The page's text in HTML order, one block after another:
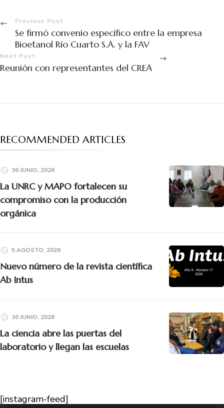
Previous Post
Se firmó convenio específico entre la empresa
Bioetanol Río Cuarto S.A. y la FAV
Next Post
Reunión con representantes del CREA
RECOMMENDED ARTICLES
30 JUNIO, 2026
La UNRC y MAPO fortalecen su
compromiso con la producción
orgánica
5 AGOSTO, 2026
Nuevo número de la revista científica
Ab Intus
30 JUNIO, 2026
La ciencia abre las puertas del
laboratorio y llegan las escuelas
[instagram-feed]